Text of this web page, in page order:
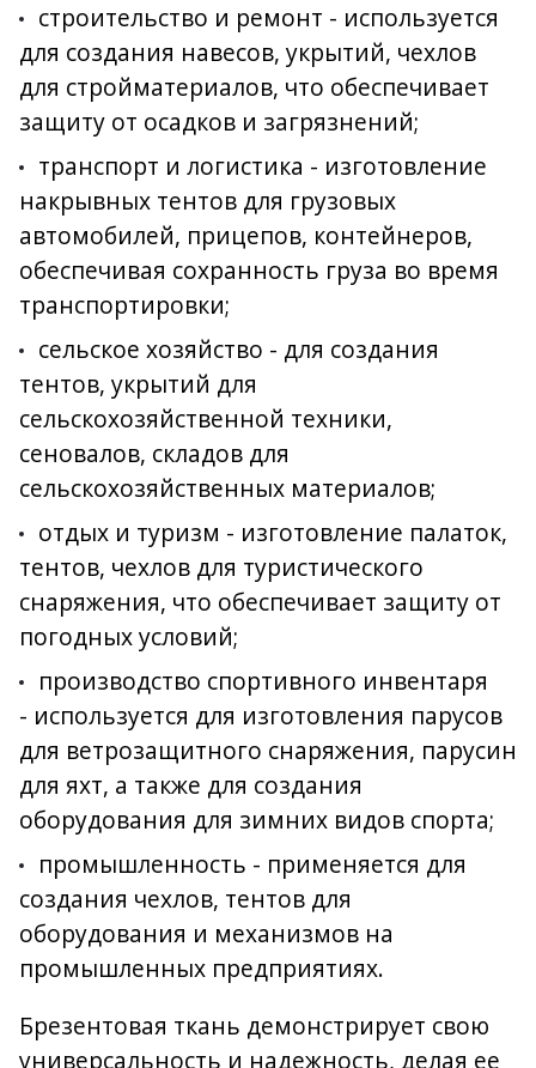
строительство и ремонт - используется
для создания навесов, укрытий, чехлов
для стройматериалов, что обеспечивает
защиту от осадков и загрязнений;
транспорт и логистика - изготовление
накрывных тентов для грузовых
автомобилей, прицепов, контейнеров,
обеспечивая сохранность груза во время
транспортировки;
сельское хозяйство - для создания
тентов, укрытий для
сельскохозяйственной техники,
сеновалов, складов для
сельскохозяйственных материалов;
отдых и туризм - изготовление палаток,
тентов, чехлов для туристического
снаряжения, что обеспечивает защиту от
погодных условий;
производство спортивного инвентаря
- используется для изготовления парусов
для ветрозащитного снаряжения, парусин
для яхт, а также для создания
оборудования для зимних видов спорта;
промышленность - применяется для
создания чехлов, тентов для
оборудования и механизмов на
промышленных предприятиях.
Брезентовая ткань демонстрирует свою
универсальность и надежность, делая ее